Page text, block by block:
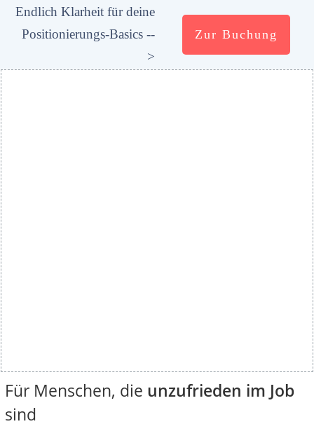
Endlich Klarheit für deine
Positionierungs-Basics --
>
Zur Buchung
Für Menschen, die unzufrieden im Job
sind